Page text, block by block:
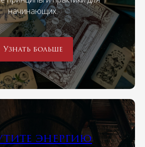
начинающих.
Узнать больше
энергию